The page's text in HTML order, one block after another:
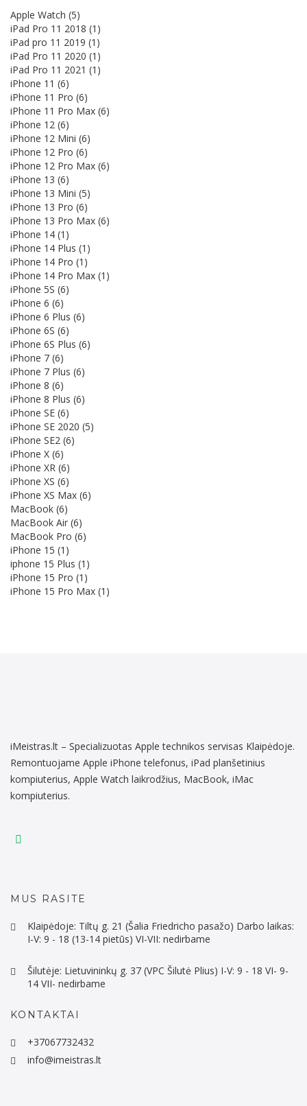
Apple Watch (5)
iPad Pro 11 2018 (1)
iPad pro 11 2019 (1)
iPad Pro 11 2020 (1)
iPad Pro 11 2021 (1)
iPhone 11 (6)
iPhone 11 Pro (6)
iPhone 11 Pro Max (6)
iPhone 12 (6)
iPhone 12 Mini (6)
iPhone 12 Pro (6)
iPhone 12 Pro Max (6)
iPhone 13 (6)
iPhone 13 Mini (5)
iPhone 13 Pro (6)
iPhone 13 Pro Max (6)
iPhone 14 (1)
iPhone 14 Plus (1)
iPhone 14 Pro (1)
iPhone 14 Pro Max (1)
iPhone 5S (6)
iPhone 6 (6)
iPhone 6 Plus (6)
iPhone 6S (6)
iPhone 6S Plus (6)
iPhone 7 (6)
iPhone 7 Plus (6)
iPhone 8 (6)
iPhone 8 Plus (6)
iPhone SE (6)
iPhone SE 2020 (5)
iPhone SE2 (6)
iPhone X (6)
iPhone XR (6)
iPhone XS (6)
iPhone XS Max (6)
MacBook (6)
MacBook Air (6)
MacBook Pro (6)
iPhone 15 (1)
iphone 15 Plus (1)
iPhone 15 Pro (1)
iPhone 15 Pro Max (1)
iMeistras.lt – Specializuotas Apple technikos servisas Klaipėdoje.
Remontuojame Apple iPhone telefonus, iPad planšetinius
kompiuterius, Apple Watch laikrodžius, MacBook, iMac
kompiuterius.
MUS RASITE
Klaipėdoje: Tiltų g. 21 (Šalia Friedricho pasažo) Darbo laikas:
I-V: 9 - 18 (13-14 pietūs) VI-VII: nedirbame
Šilutėje: Lietuvininkų g. 37 (VPC Šilutė Plius) I-V: 9 - 18 VI- 9-
14 VII- nedirbame
KONTAKTAI
+37067732432
info@imeistras.lt